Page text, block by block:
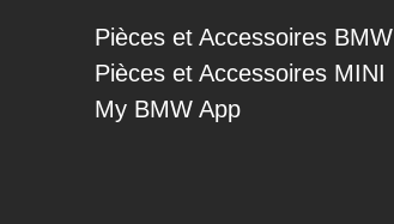
Pièces et Accessoires BMW
Pièces et Accessoires MINI
My BMW App